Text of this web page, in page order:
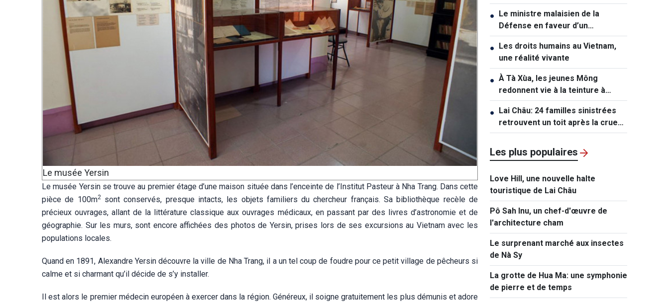
Le musée Yersin
Le musée Yersin se trouve au premier étage d’une maison située dans l’enceinte de l’Institut Pasteur à Nha Trang. Dans cette
pièce de 100m2sont conservés, presque intacts, les objets familiers du chercheur français. Sa bibliothèque recèle de
précieux ouvrages, allant de la littérature classique aux ouvrages médicaux, en passant par des livres d’astronomie et de
géographie. Sur les murs, sont encore affichées des photos de Yersin, prises lors de ses excursions au Vietnam avec les
populations locales.
Quand en 1891, Alexandre Yersin découvre la ville de Nha Trang, il a un tel coup de foudre pour ce petit village de pêcheurs si
calme et si charmant qu’il décide de s’y installer.
Il est alors le premier médecin européen à exercer dans la région. Généreux, il soigne gratuitement les plus démunis et adore
d'infrastructures pour soutenir la
croissance
● Le ministre malaisien de la
Défense en faveur d’un
rapprochement avec le Vietnam
● Les droits humains au Vietnam,
une réalité vivante
● À Tà Xùa, les jeunes Mông
redonnent vie à la teinture à
l’indigo
● Lai Châu: 24 familles sinistrées
retrouvent un toit après la crue
de Muong Than
Les plus populaires
Love Hill, une nouvelle halte
touristique de Lai Châu
Pô Sah Inu, un chef-d'œuvre de
l'architecture cham
Le surprenant marché aux insectes
de Nà Sy
La grotte de Hua Ma: une symphonie
de pierre et de temps